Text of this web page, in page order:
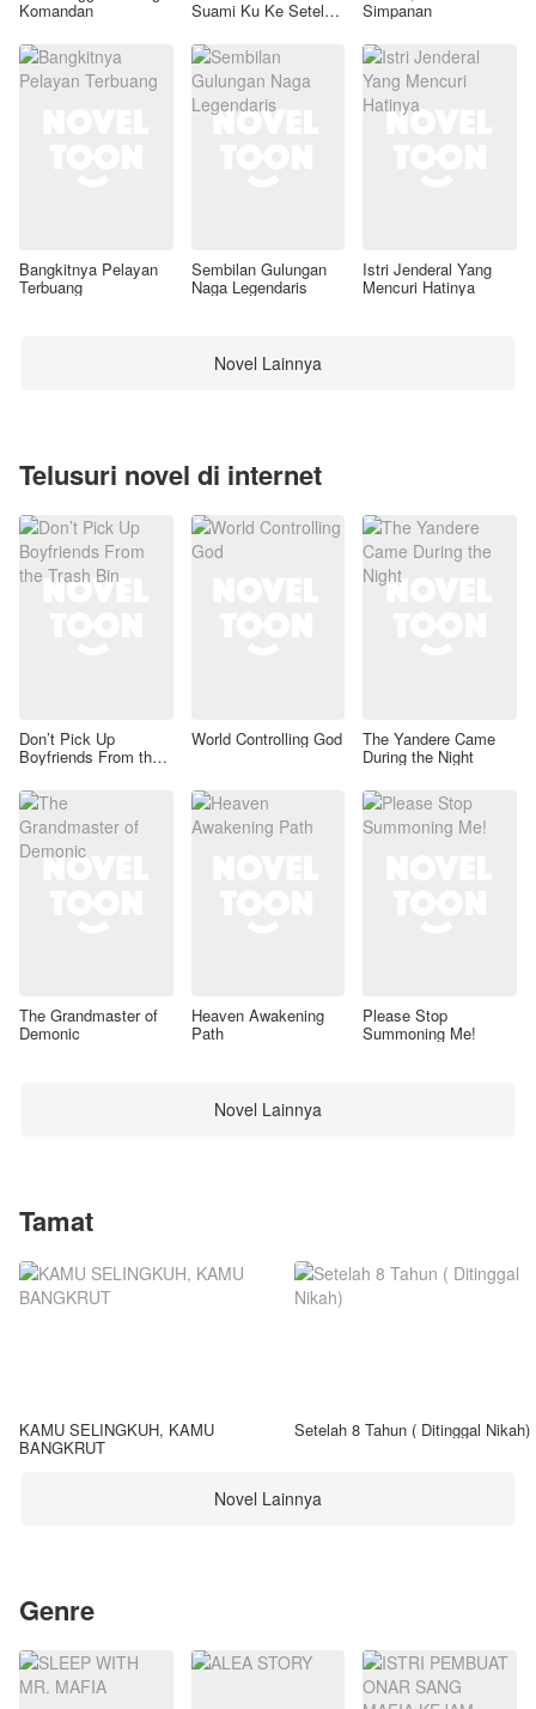
Komandan Suami Ku Ke Setelan Simpanan
Bangkitnya Pelayan
Terbuang
Sembilan Gulungan
Naga Legendaris
Istri Jenderal Yang
Mencuri Hatinya
Novel Lainnya
Telusuri novel di internet
Don’t Pick Up
Boyfriends From the
World Controlling God The Yandere Came
During the Night
The Grandmaster of
Demonic
Heaven Awakening
Path
Please Stop
Summoning Me!
Novel Lainnya
Tamat
KAMU SELINGKUH, KAMU
BANGKRUT
Setelah 8 Tahun ( Ditinggal Nikah)
Novel Lainnya
Genre